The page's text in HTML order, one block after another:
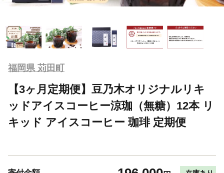
福岡県 苅田町
【3ヶ月定期便】豆乃木オリジナルリキ
ッドアイスコーヒー涼珈（無糖）12本 リ
キッド アイスコーヒー 珈琲 定期便